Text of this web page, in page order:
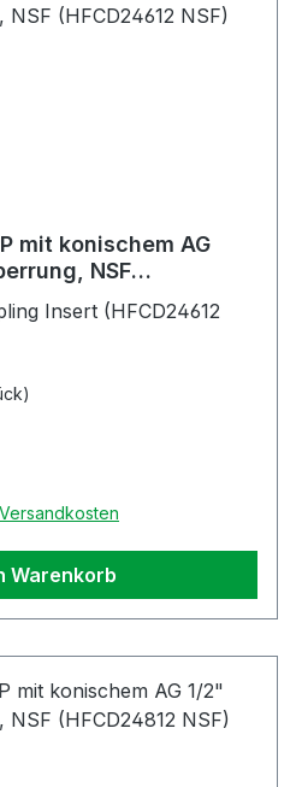
mit konischem AG
NSF
Insert (HFCD24612
Warenkorb